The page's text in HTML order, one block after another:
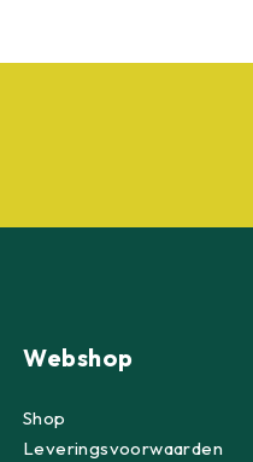
Webshop
Shop
Leveringsvoorwaarden